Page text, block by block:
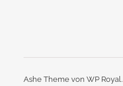
Ashe Theme von WP Royal.